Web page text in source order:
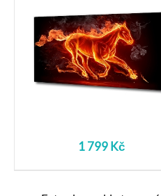
1 799 Kč